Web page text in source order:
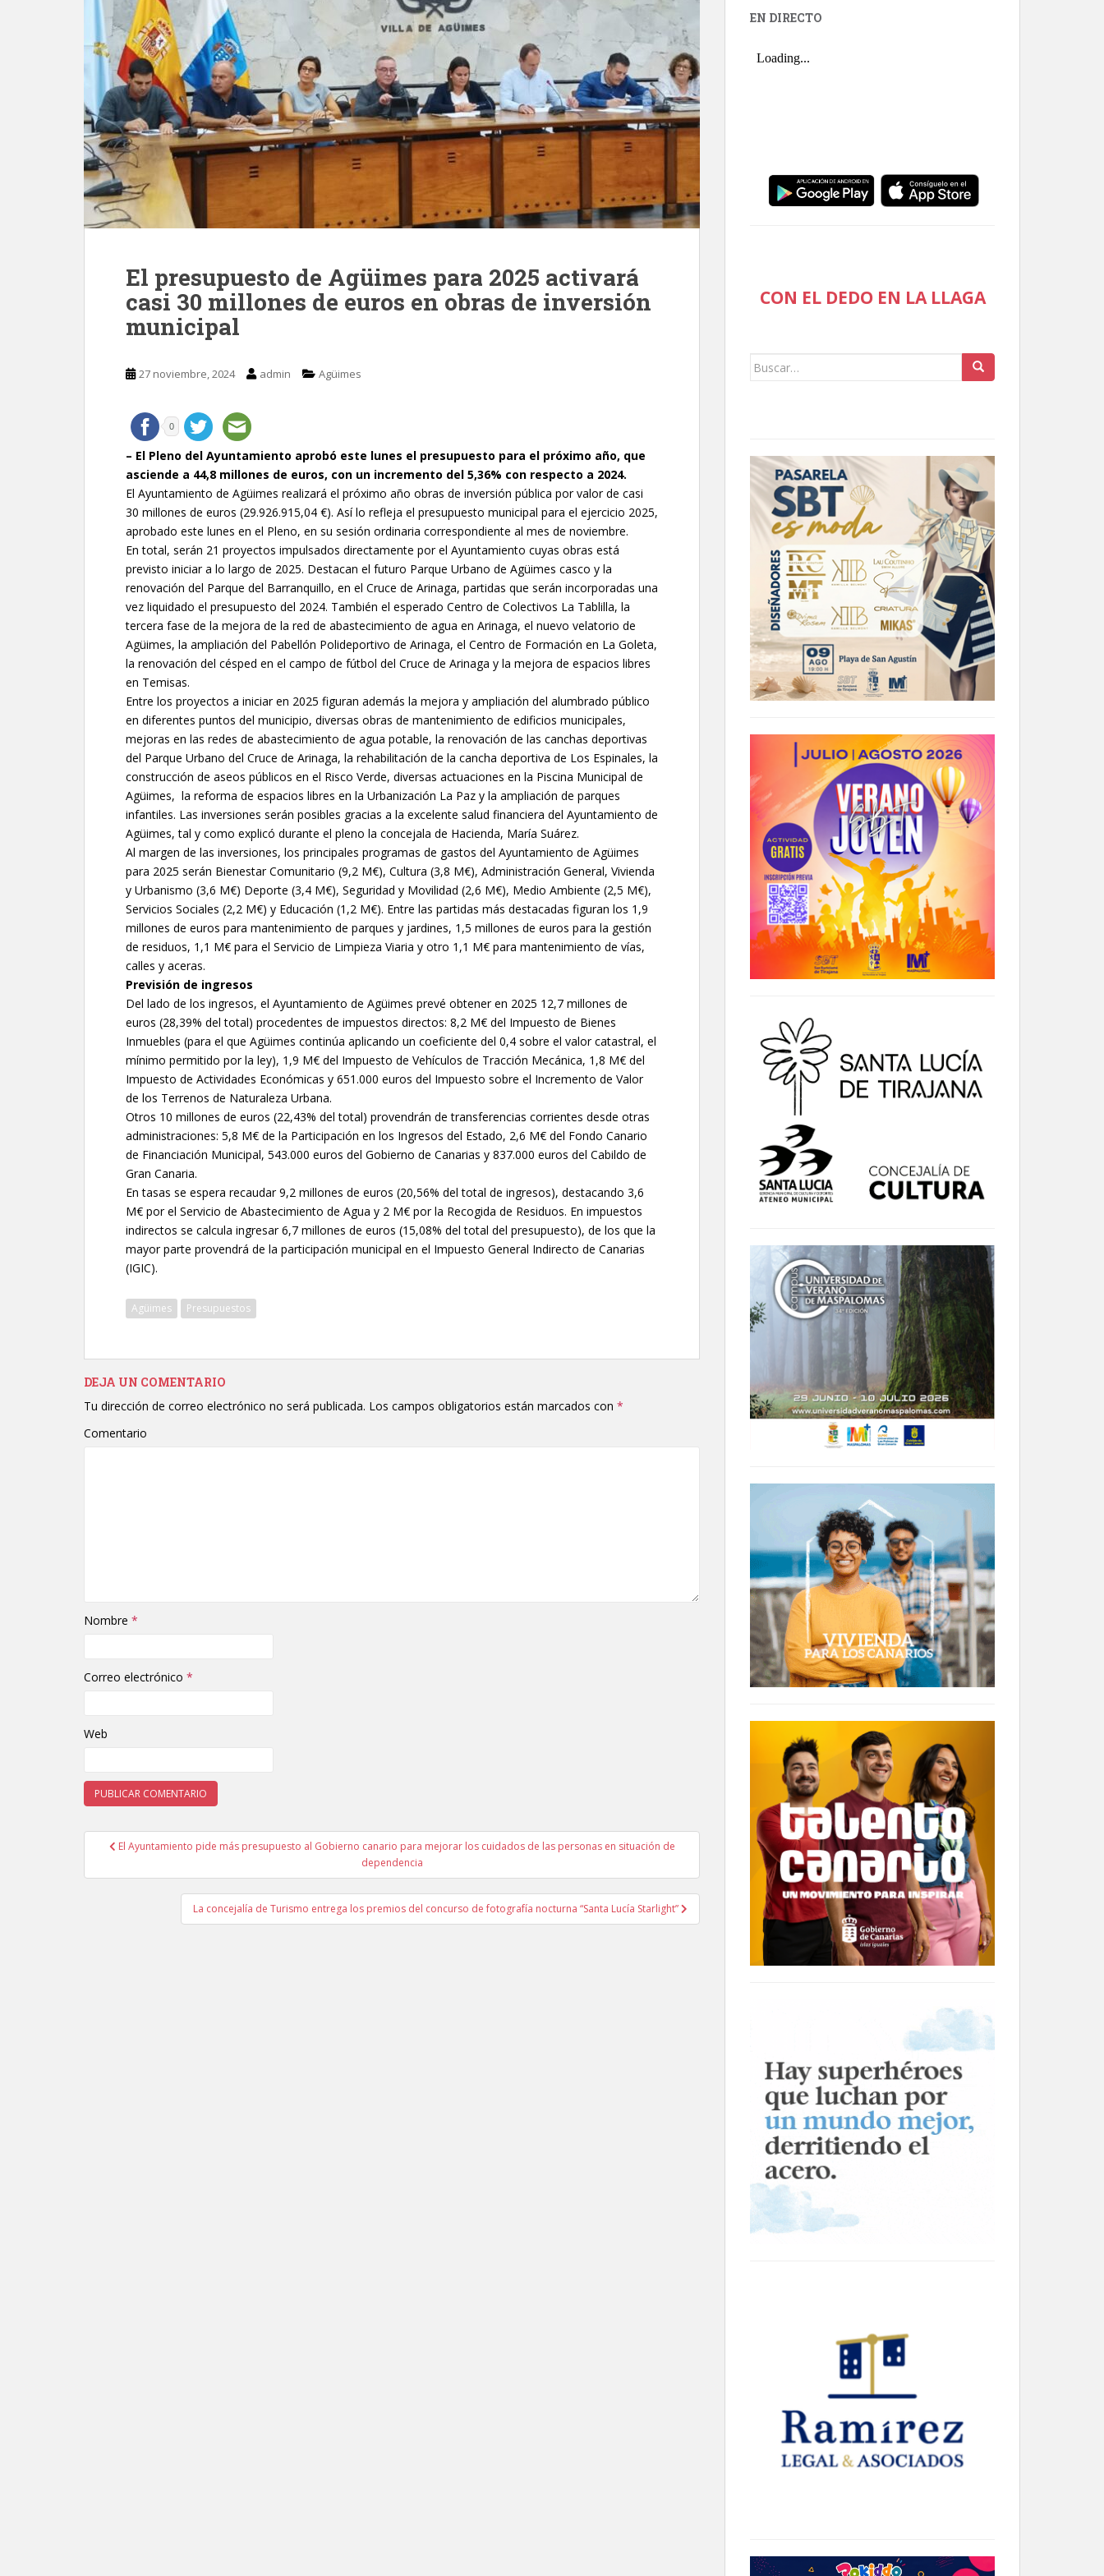
El presupuesto de Agüimes para 2025 activará
casi 30 millones de euros en obras de inversión
municipal
27 noviembre, 2024 admin Agüimes
0
– El Pleno del Ayuntamiento aprobó este lunes el presupuesto para el próximo año, que
asciende a 44,8 millones de euros, con un incremento del 5,36% con respecto a 2024.
El Ayuntamiento de Agüimes realizará el próximo año obras de inversión pública por valor de casi
30 millones de euros (29.926.915,04 €). Así lo refleja el presupuesto municipal para el ejercicio 2025,
aprobado este lunes en el Pleno, en su sesión ordinaria correspondiente al mes de noviembre.
En total, serán 21 proyectos impulsados directamente por el Ayuntamiento cuyas obras está
previsto iniciar a lo largo de 2025. Destacan el futuro Parque Urbano de Agüimes casco y la
renovación del Parque del Barranquillo, en el Cruce de Arinaga, partidas que serán incorporadas una
vez liquidado el presupuesto del 2024. También el esperado Centro de Colectivos La Tablilla, la
tercera fase de la mejora de la red de abastecimiento de agua en Arinaga, el nuevo velatorio de
Agüimes, la ampliación del Pabellón Polideportivo de Arinaga, el Centro de Formación en La Goleta,
la renovación del césped en el campo de fútbol del Cruce de Arinaga y la mejora de espacios libres
en Temisas.
Entre los proyectos a iniciar en 2025 figuran además la mejora y ampliación del alumbrado público
en diferentes puntos del municipio, diversas obras de mantenimiento de edificios municipales,
mejoras en las redes de abastecimiento de agua potable, la renovación de las canchas deportivas
del Parque Urbano del Cruce de Arinaga, la rehabilitación de la cancha deportiva de Los Espinales, la
construcción de aseos públicos en el Risco Verde, diversas actuaciones en la Piscina Municipal de
Agüimes, la reforma de espacios libres en la Urbanización La Paz y la ampliación de parques
infantiles. Las inversiones serán posibles gracias a la excelente salud financiera del Ayuntamiento de
Agüimes, tal y como explicó durante el pleno la concejala de Hacienda, María Suárez.
Al margen de las inversiones, los principales programas de gastos del Ayuntamiento de Agüimes
para 2025 serán Bienestar Comunitario (9,2 M€), Cultura (3,8 M€), Administración General, Vivienda
y Urbanismo (3,6 M€) Deporte (3,4 M€), Seguridad y Movilidad (2,6 M€), Medio Ambiente (2,5 M€),
Servicios Sociales (2,2 M€) y Educación (1,2 M€). Entre las partidas más destacadas figuran los 1,9
millones de euros para mantenimiento de parques y jardines, 1,5 millones de euros para la gestión
de residuos, 1,1 M€ para el Servicio de Limpieza Viaria y otro 1,1 M€ para mantenimiento de vías,
calles y aceras.
Previsión de ingresos
Del lado de los ingresos, el Ayuntamiento de Agüimes prevé obtener en 2025 12,7 millones de
euros (28,39% del total) procedentes de impuestos directos: 8,2 M€ del Impuesto de Bienes
Inmuebles (para el que Agüimes continúa aplicando un coeficiente del 0,4 sobre el valor catastral, el
mínimo permitido por la ley), 1,9 M€ del Impuesto de Vehículos de Tracción Mecánica, 1,8 M€ del
Impuesto de Actividades Económicas y 651.000 euros del Impuesto sobre el Incremento de Valor
de los Terrenos de Naturaleza Urbana.
Otros 10 millones de euros (22,43% del total) provendrán de transferencias corrientes desde otras
administraciones: 5,8 M€ de la Participación en los Ingresos del Estado, 2,6 M€ del Fondo Canario
de Financiación Municipal, 543.000 euros del Gobierno de Canarias y 837.000 euros del Cabildo de
Gran Canaria.
En tasas se espera recaudar 9,2 millones de euros (20,56% del total de ingresos), destacando 3,6
M€ por el Servicio de Abastecimiento de Agua y 2 M€ por la Recogida de Residuos. En impuestos
indirectos se calcula ingresar 6,7 millones de euros (15,08% del total del presupuesto), de los que la
mayor parte provendrá de la participación municipal en el Impuesto General Indirecto de Canarias
(IGIC).
Agüimes Presupuestos
DEJA UN COMENTARIO
Tu dirección de correo electrónico no será publicada. Los campos obligatorios están marcados con *
Comentario
Nombre *
Correo electrónico *
Web
Navegación de entradas
El Ayuntamiento pide más presupuesto al Gobierno canario para mejorar los cuidados de las personas en situación de
dependencia
La concejalía de Turismo entrega los premios del concurso de fotografía nocturna “Santa Lucía Starlight”
EN DIRECTO
CON EL DEDO EN LA LLAGA
Buscar: